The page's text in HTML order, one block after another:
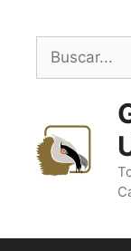
contenido
Buscar: